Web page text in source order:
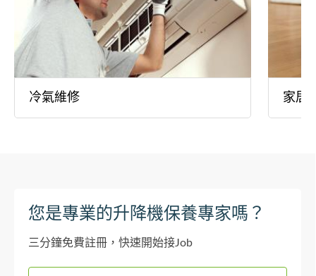
冷氣維修 家居
您是專業的升降機保養專家嗎？
三分鐘免費註冊，快速開始接Job